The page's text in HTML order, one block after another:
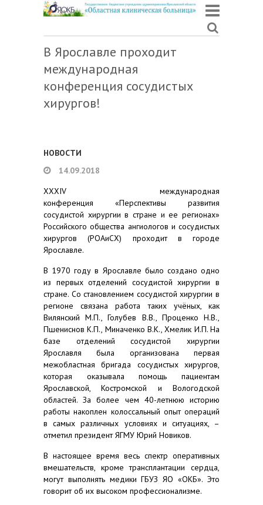
В Ярославле проходит
международная
конференция сосудистых
хирургов!
НОВОСТИ
14.09.2018
XXXIV международная
конференция «Перспективы развития
сосудистой хирургии в стране и ее регионах»
Российского общества ангиологов и сосудистых
хирургов (РОАиСХ) проходит в городе
Ярославле.
В 1970 году в Ярославле было создано одно
из первых отделений сосудистой хирургии в
стране. Со становлением сосудистой хирургии в
регионе связана работа таких учёных, как
Вилянский М.П., Голубев В.В., Проценко Н.В.,
Пшениснов К.П., Миначенко В.К., Хмелик И.П. На
базе отделений сосудистой хирургии
Ярославля была организована первая
межобластная бригада сосудистых хирургов,
которая оказывала помощь пациентам
Ярославской, Костромской и Вологодской
областей. За более чем 40-летнюю историю
работы накоплен колоссальный опыт операций
в самых различных условиях и ситуациях, –
отметил президент ЯГМУ Юрий Новиков.
В настоящее время весь спектр оперативных
вмешательств, кроме трансплантации сердца,
могут выполнять медики ГБУЗ ЯО «ОКБ». Это
говорит об их высоком профессионализме.